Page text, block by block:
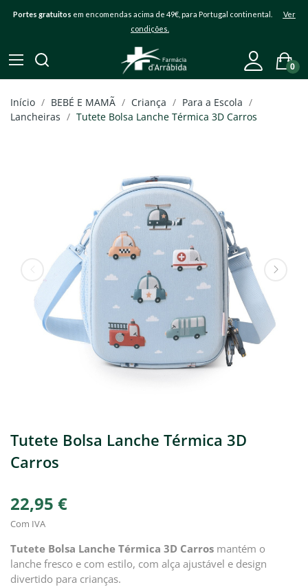
Portes gratuitos em encomendas acima de 49€, para Portugal continental. Ver
condições.
0
Início BEBÉ E MAMÃ Criança
Para a Escola
Lancheiras
Tutete Bolsa Lanche Térmica 3D Carros
Tutete Bolsa Lanche Térmica 3D
Carros
22,95 €
Com IVA
Tutete Bolsa Lanche Térmica 3D Carros mantém o
lanche fresco e com estilo, com alça ajustável e design
divertido para crianças.